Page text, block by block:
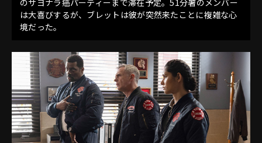
は大喜びするが、ブレットは彼が突然来たことに複雑な心
境だった。